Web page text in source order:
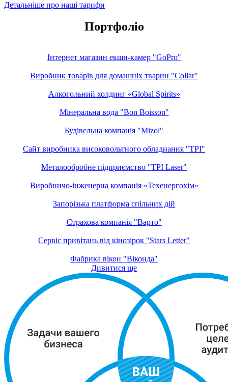
Детальніше про наші тарифи
Портфоліо
Інтернет магазин екшн-камер "GoPro"
Виробник товарів для домашніх тварин "Collar"
Алкогольний холдинг «Global Spirits»
Мінеральна вода "Bon Boisson"
Будівельна компанія "Mizol"
Сайт виробника високовольтного обладнання "TPI"
Металообробне підприємство "TPI Laser"
Виробничо-інженерна компанія «Техенергохім»
Запорізька платформа спільних дій
Страхова компанія "Варто"
Сервіс привітань від кінозірок "Stars Letter"
Фабрика вікон "Віконда"
Дивитися ще